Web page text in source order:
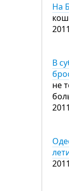
На
В
не